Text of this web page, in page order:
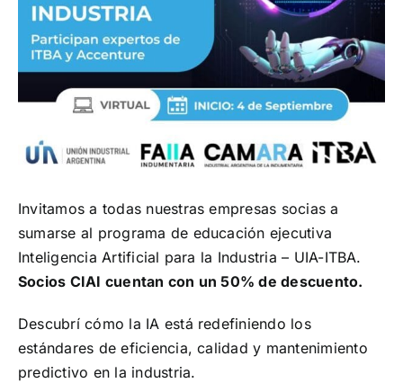
¡Seguinos en Linkedin!
Invitamos a todas nuestras empresas socias a
sumarse al programa de educación ejecutiva
Inteligencia Artificial para la Industria – UIA-ITBA.
Socios CIAI cuentan con un 50% de descuento.
Descubrí cómo la IA está redefiniendo los
estándares de eficiencia, calidad y mantenimiento
predictivo en la industria.